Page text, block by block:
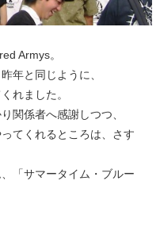
Armys。
年と同じように、
れました。
関係者へ感謝しつつ、
てくれるところは、さす
「サマータイム・ブルー